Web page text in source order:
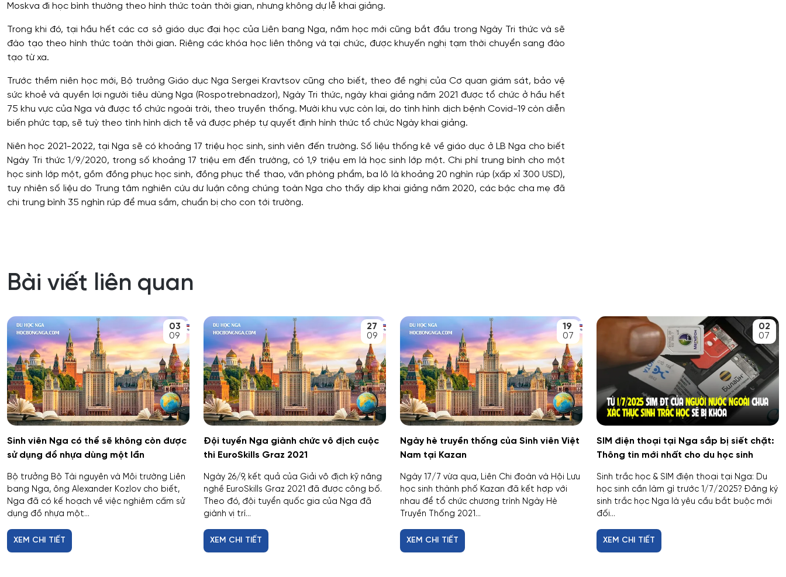
Moskva đi học bình thường theo hình thức toàn thời gian, nhưng không dự lễ khai giảng.
Trong khi đó, tại hầu hết các cơ sở giáo dục đại học của Liên bang Nga, năm học mới cũng bắt đầu trong Ngày Tri thức và sẽ
đào tạo theo hình thức toàn thời gian. Riêng các khóa học liên thông và tại chức, được khuyến nghị tạm thời chuyển sang đào
tạo từ xa.
Trước thềm niên học mới, Bộ trưởng Giáo dục Nga Sergei Kravtsov cũng cho biết, theo đề nghị của Cơ quan giám sát, bảo vệ
sức khoẻ và quyền lợi người tiêu dùng Nga (Rospotrebnadzor), Ngày Tri thức, ngày khai giảng năm 2021 được tổ chức ở hầu hết
75 khu vực của Nga và được tổ chức ngoài trời, theo truyền thống. Mười khu vực còn lại, do tình hình dịch bệnh Covid-19 còn diễn
biến phức tạp, sẽ tuỳ theo tình hình dịch tễ và được phép tự quyết định hình thức tổ chức Ngày khai giảng.
Niên học 2021-2022, tại Nga sẽ có khoảng 17 triệu học sinh, sinh viên đến trường. Số liệu thống kê về giáo dục ở LB Nga cho biết
Ngày Tri thức 1/9/2020, trong số khoảng 17 triệu em đến trường, có 1,9 triệu em là học sinh lớp một. Chi phí trung bình cho một
học sinh lớp một, gồm đồng phục học sinh, đồng phục thể thao, văn phòng phẩm, ba lô là khoảng 20 nghìn rúp (xấp xỉ 300 USD),
tuy nhiên số liệu do Trung tâm nghiên cứu dư luận công chúng toàn Nga cho thấy dịp khai giảng năm 2020, các bậc cha mẹ đã
chi trung bình 35 nghìn rúp để mua sắm, chuẩn bị cho con tới trường.
Bài viết liên quan
03
09
Sinh viên Nga có thể sẽ không còn được
sử dụng đồ nhựa dùng một lần
Bộ trưởng Bộ Tài nguyên và Môi trường Liên
bang Nga, ông Alexander Kozlov cho biết,
Nga đã có kế hoạch về việc nghiêm cấm sử
dụng đồ nhựa một...
XEM CHI TIẾT
27
09
Đội tuyển Nga giành chức vô địch cuộc
thi EuroSkills Graz 2021
Ngày 26/9, kết quả của Giải vô địch kỹ năng
nghề EuroSkills Graz 2021 đã được công bố.
Theo đó, đội tuyển quốc gia của Nga đã
giành vị trí...
XEM CHI TIẾT
19
07
Ngày hè truyền thống của Sinh viên Việt
Nam tại Kazan
Ngày 17/7 vừa qua, Liên Chi đoàn và Hội Lưu
học sinh thành phố Kazan đã kết hợp với
nhau để tổ chức chương trình Ngày Hè
Truyền Thống 2021...
XEM CHI TIẾT
02
07
SIM điện thoại tại Nga sắp bị siết chặt:
Thông tin mới nhất cho du học sinh
Sinh trắc học & SIM điện thoại tại Nga: Du
học sinh cần làm gì trước 1/7/2025? Đăng ký
sinh trắc học Nga là yêu cầu bắt buộc mới
đối...
XEM CHI TIẾT